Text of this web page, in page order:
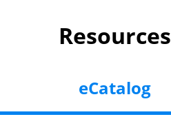
Resources
eCatalog